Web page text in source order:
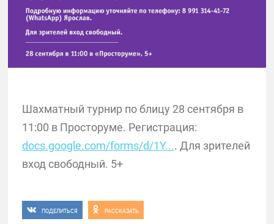
Шахматный турнир по блицу 28 сентября в
11:00 в Просторуме. Регистрация:
docs.google.com/forms/d/1Y.... Для зрителей
вход свободный. 5+
ПОДЕЛИТЬСЯ РАССКАЗАТЬ